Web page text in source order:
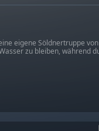
eigene Söldnertruppe
zu bleiben, während